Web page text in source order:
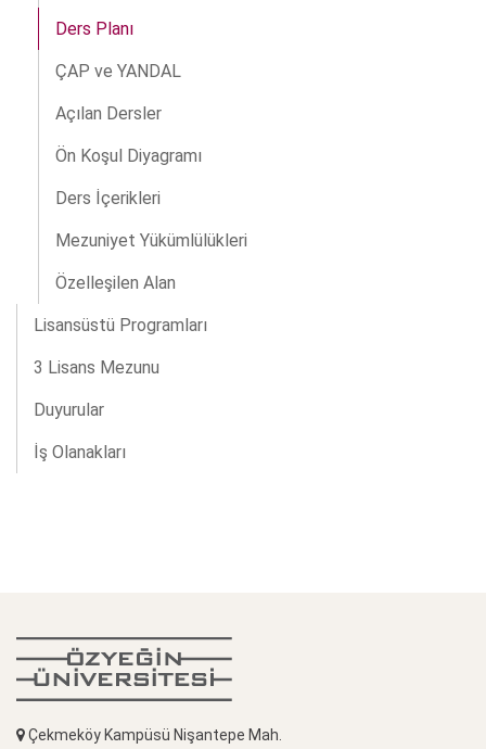
Ders Planı
ÇAP ve YANDAL
Açılan Dersler
Ön Koşul Diyagramı
Ders İçerikleri
Mezuniyet Yükümlülükleri
Özelleşilen Alan
Lisansüstü Programları
3 Lisans Mezunu
Duyurular
İş Olanakları
Çekmeköy Kampüsü Nişantepe Mah.